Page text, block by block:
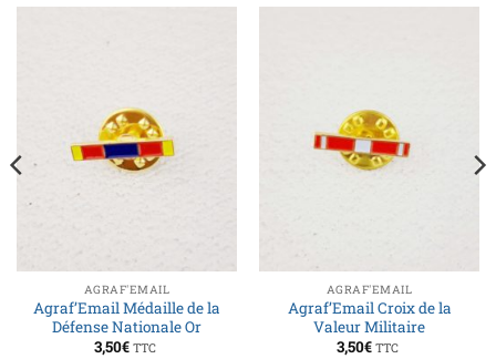
AGRAF'EMAIL
Agraf’Email Médaille de la
Défense Nationale Or
3,50€ TTC
AGRAF'EMAIL
Agraf’Email Croix de la
Valeur Militaire
3,50€ TTC